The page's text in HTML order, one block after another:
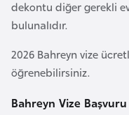
dekontu diğer gerekli
bulunalıdır.
2026 Bahreyn vize
öğrenebilirsiniz.
Bahreyn Vize
o
Ç